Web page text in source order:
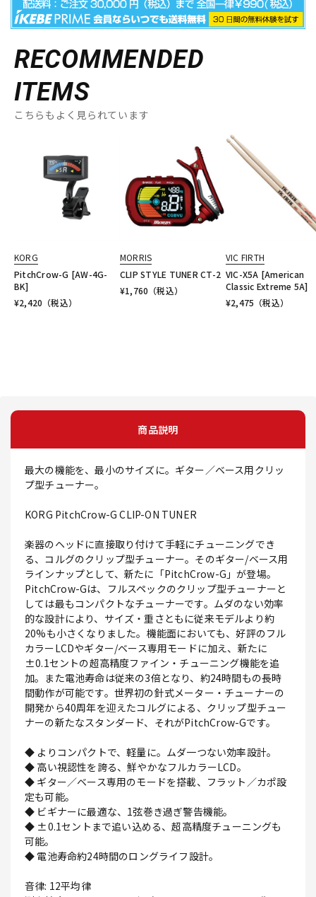
RECOMMENDED
ITEMS
こちらもよく見られています
KORG
PitchCrow-G [AW-4G-
BK]
¥2,420 （税込）
MORRIS
CLIP STYLE TUNER CT-2
¥1,760 （税込）
VIC FIRTH
VIC-X5A [American
Classic Extreme 5A]
¥2,475 （税込）
商品説明
最大の機能を、最小のサイズに。ギター／ベース用クリッ
プ型チューナー。
KORG PitchCrow-G CLIP-ON TUNER
楽器のヘッドに直接取り付けて手軽にチューニングでき
る、コルグのクリップ型チューナー。そのギター/ベース用
ラインナップとして、新たに「PitchCrow-G」が登場。
PitchCrow-Gは、フルスペックのクリップ型チューナーと
しては最もコンパクトなチューナーです。ムダのない効率
的な設計により、サイズ・重さともに従来モデルより約
20%も小さくなりました。機能面においても、好評のフル
カラーLCDやギター/ベース専用モードに加え、新たに
±0.1セントの超高精度ファイン・チューニング機能を追
加。また電池寿命は従来の3倍となり、約24時間もの長時
間動作が可能です。世界初の針式メーター・チューナーの
開発から40周年を迎えたコルグによる、クリップ型チュー
ナーの新たなスタンダード、それがPitchCrow-Gです。
◆ よりコンパクトで、軽量に。ムダ一つない効率設計。
◆ 高い視認性を誇る、鮮やかなフルカラーLCD。
◆ ギター／ベース専用のモードを搭載、フラット／カポ設
定も可能。
◆ ビギナーに最適な、1弦巻き過ぎ警告機能。
◆ ±0.1セントまで追い込める、超高精度チューニングも
可能。
◆ 電池寿命約24時間のロングライフ設計。
音律: 12平均律